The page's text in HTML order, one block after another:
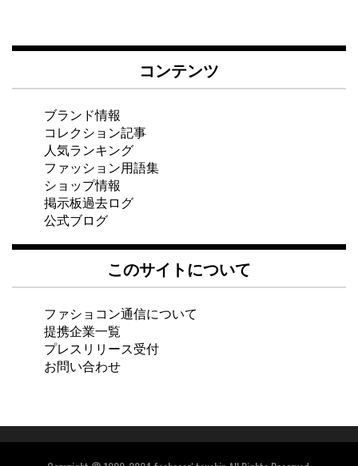
コンテンツ
ブランド情報
コレクション記事
人気ランキング
ファッション用語集
ショップ情報
掲示板過去ログ
公式ブログ
このサイトについて
ファショコン通信について
提携企業一覧
プレスリリース受付
お問い合わせ